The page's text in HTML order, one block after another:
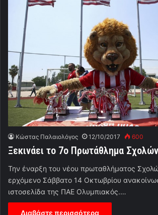
Κώστας Παλαιολόγος 12/10/2017 600
Ξεκινάει το 7ο Πρωτάθλημα
Την έναρξη του νέου πρωταθλήματος
ερχόμενο Σάββατο 14 Οκτωβρίου
ιστοσελίδα της ΠΑΕ Ολυμπιακός.…
Διαβάστε περισσότερα